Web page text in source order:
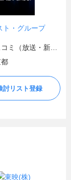
ト・グループ
討リスト登録